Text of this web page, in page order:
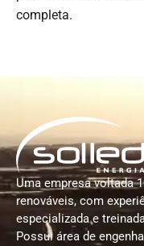
completa.
Uma empresa voltada
renováveis, com
especializada e
Possui área de